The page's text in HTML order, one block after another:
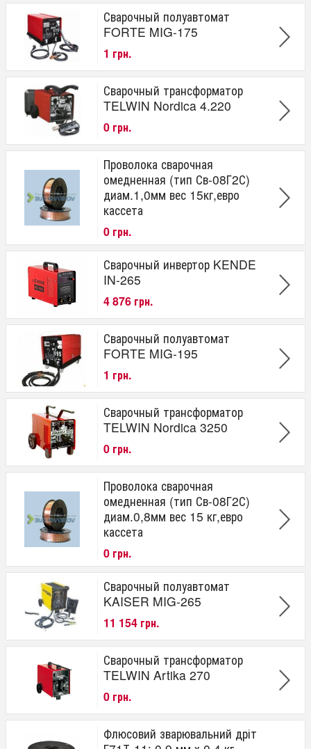
Сварочный полуавтомат
FORTE MIG-175
1 грн.
Сварочный трансформатор
TELWIN Nordica 4.220
0 грн.
Проволока сварочная
омедненная (тип Св-08Г2С)
диам.1,0мм вес 15кг,евро
кассета
0 грн.
Сварочный инвертор KENDE
IN-265
4 876 грн.
Сварочный полуавтомат
FORTE MIG-195
1 грн.
Сварочный трансформатор
TELWIN Nordica 3250
0 грн.
Проволока сварочная
омедненная (тип Св-08Г2С)
диам.0,8мм вес 15 кг,евро
кассета
0 грн.
Сварочный полуавтомат
KAISER MIG-265
11 154 грн.
Сварочный трансформатор
TELWIN Artika 270
0 грн.
Флюсовий зварювальний дріт